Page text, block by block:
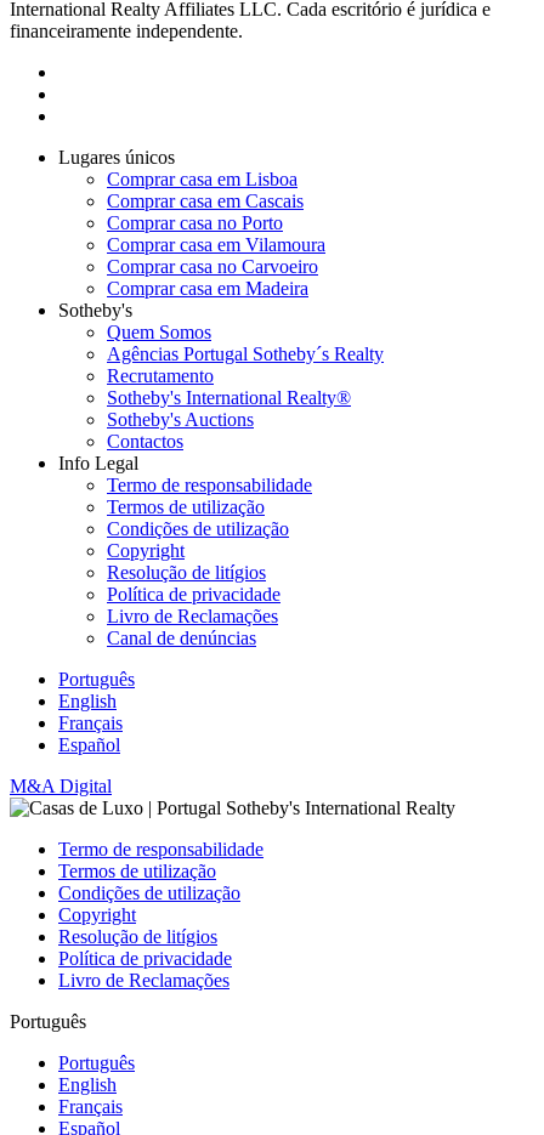
International Realty Affiliates LLC. Cada escritório é jurídica e
financeiramente independente.
Lugares únicos
Comprar casa em Lisboa
Comprar casa em Cascais
Comprar casa no Porto
Comprar casa em Vilamoura
Comprar casa no Carvoeiro
Comprar casa em Madeira
Sotheby's
Quem Somos
Agências Portugal Sotheby´s Realty
Recrutamento
Sotheby's International Realty®
Sotheby's Auctions
Contactos
Info Legal
Termo de responsabilidade
Termos de utilização
Condições de utilização
Copyright
Resolução de litígios
Política de privacidade
Livro de Reclamações
Canal de denúncias
Português
English
Français
Español
M&A Digital
Termo de responsabilidade
Termos de utilização
Condições de utilização
Copyright
Resolução de litígios
Política de privacidade
Livro de Reclamações
Português
Português
English
Français
Español